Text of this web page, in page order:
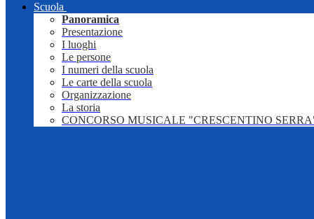
Scuola
Panoramica
Presentazione
I luoghi
Le persone
I numeri della scuola
Le carte della scuola
Organizzazione
La storia
CONCORSO MUSICALE "CRESCENTINO